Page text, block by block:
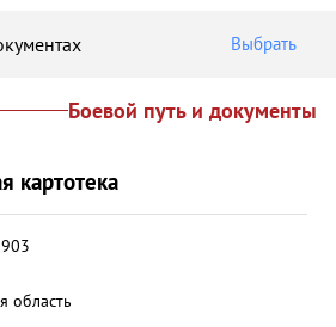
Выбрать
Боевой путь и документы
картотека
область